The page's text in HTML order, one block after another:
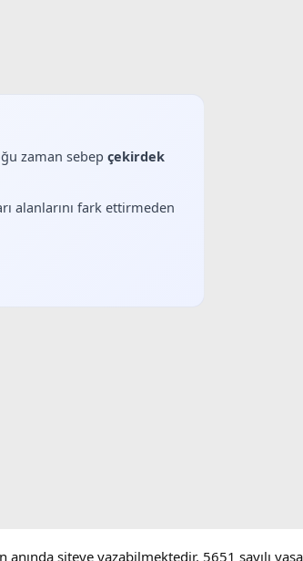
zaman sebep çekirdek
alanlarını fark ettirmeden
siteye yazabilmektedir. 5651 sayılı